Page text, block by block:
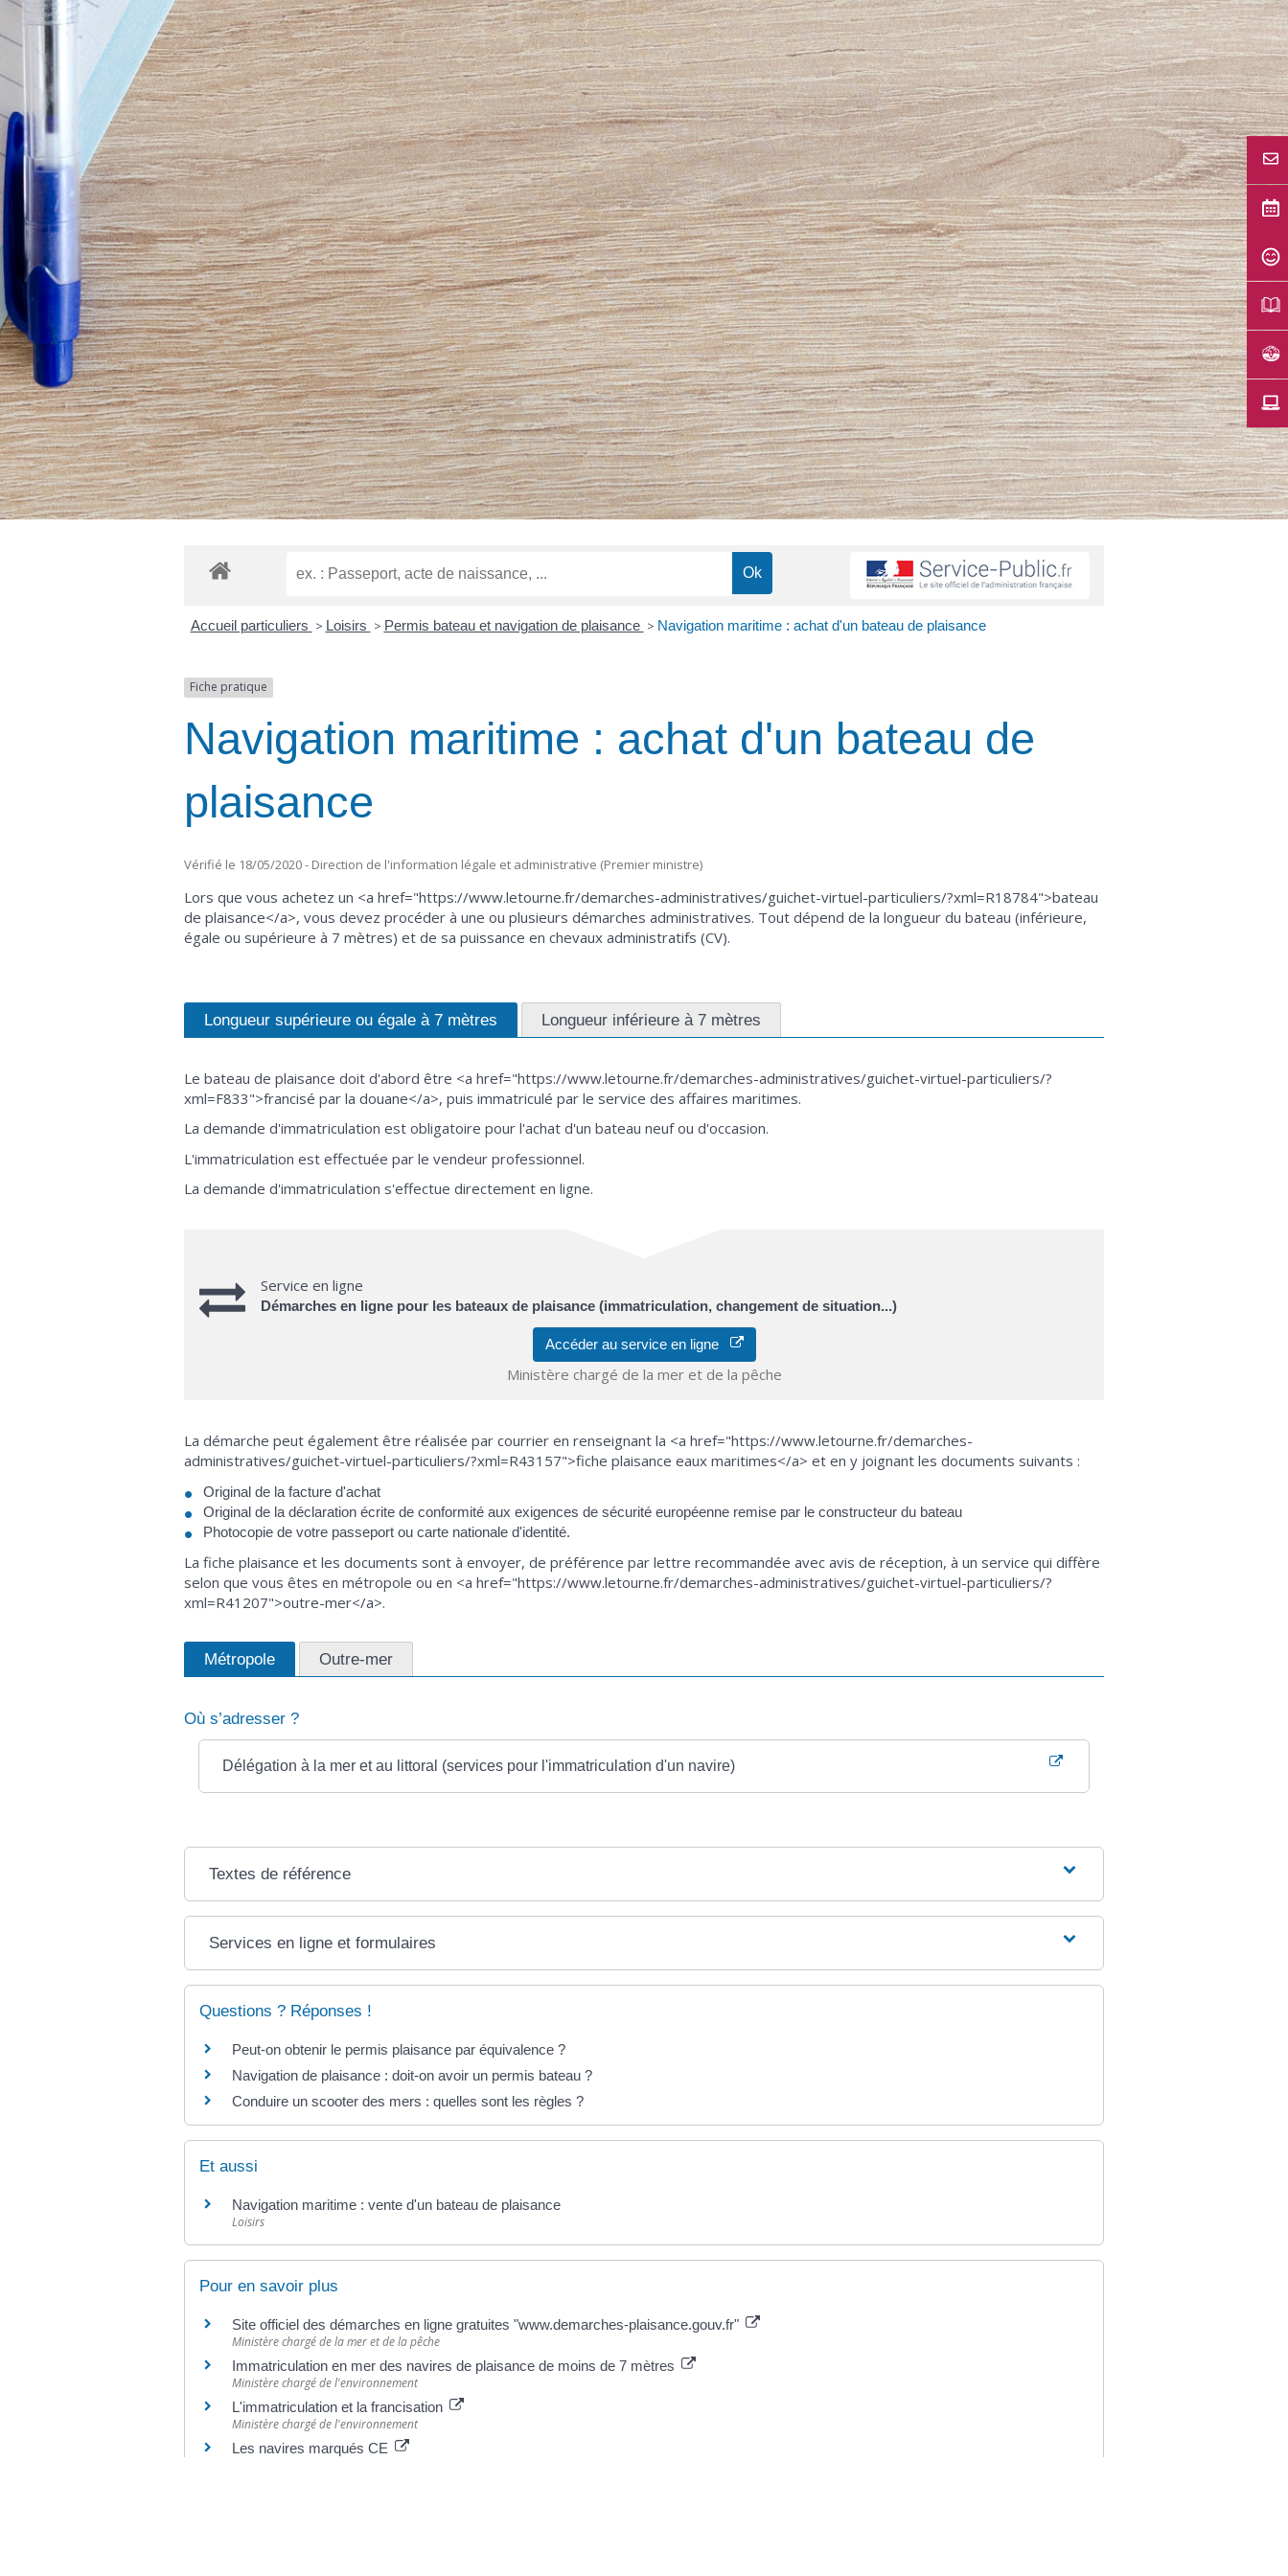
Accueil particuliers > Loisirs > Permis bateau et navigation de plaisance > Navigation maritime : achat d'un bateau de plaisance
Fiche pratique
Navigation maritime : achat d'un bateau de
plaisance
Vérifié le 18/05/2020 - Direction de l'information légale et administrative (Premier ministre)
Lors que vous achetez un <a href="https://www.letourne.fr/demarches-administratives/guichet-virtuel-particuliers/?xml=R18784">bateau
de plaisance</a>, vous devez procéder à une ou plusieurs démarches administratives. Tout dépend de la longueur du bateau (inférieure,
égale ou supérieure à 7 mètres) et de sa puissance en chevaux administratifs (CV).
Longueur supérieure ou égale à 7 mètres Longueur inférieure à 7 mètres
Le bateau de plaisance doit d'abord être <a href="https://www.letourne.fr/demarches-administratives/guichet-virtuel-particuliers/?
xml=F833">francisé par la douane</a>, puis immatriculé par le service des affaires maritimes.
La demande d'immatriculation est obligatoire pour l'achat d'un bateau neuf ou d'occasion.
L'immatriculation est effectuée par le vendeur professionnel.
La demande d'immatriculation s'effectue directement en ligne.
Service en ligne
Démarches en ligne pour les bateaux de plaisance (immatriculation, changement de situation...)
Accéder au service en ligne
Ministère chargé de la mer et de la pêche
La démarche peut également être réalisée par courrier en renseignant la <a href="https://www.letourne.fr/demarches-
administratives/guichet-virtuel-particuliers/?xml=R43157">fiche plaisance eaux maritimes</a> et en y joignant les documents suivants :
Original de la facture d'achat
Original de la déclaration écrite de conformité aux exigences de sécurité européenne remise par le constructeur du bateau
Photocopie de votre passeport ou carte nationale d'identité.
La fiche plaisance et les documents sont à envoyer, de préférence par lettre recommandée avec avis de réception, à un service qui diffère
selon que vous êtes en métropole ou en <a href="https://www.letourne.fr/demarches-administratives/guichet-virtuel-particuliers/?
xml=R41207">outre-mer</a>.
Métropole Outre-mer
Où s’adresser ?
Délégation à la mer et au littoral (services pour l'immatriculation d'un navire)
Textes de référence
Services en ligne et formulaires
Questions ? Réponses !
Peut-on obtenir le permis plaisance par équivalence ?
Navigation de plaisance : doit-on avoir un permis bateau ?
Conduire un scooter des mers : quelles sont les règles ?
Et aussi
Navigation maritime : vente d'un bateau de plaisance
Loisirs
Pour en savoir plus
Site officiel des démarches en ligne gratuites "www.demarches-plaisance.gouv.fr"
Ministère chargé de la mer et de la pêche
Immatriculation en mer des navires de plaisance de moins de 7 mètres
Ministère chargé de l'environnement
L'immatriculation et la francisation
Ministère chargé de l'environnement
Les navires marqués CE